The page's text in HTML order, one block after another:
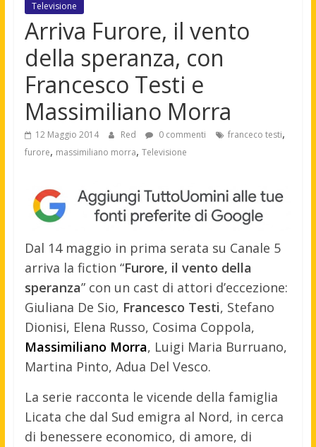
Televisione
Arriva Furore, il vento
della speranza, con
Francesco Testi e
Massimiliano Morra
12 Maggio 2014 Red 0 commenti franceco testi,
furore, massimiliano morra, Televisione
Dal 14 maggio in prima serata su Canale 5
arriva la fiction “Furore, il vento della
speranza” con un cast di attori d’eccezione:
Giuliana De Sio, Francesco Testi, Stefano
Dionisi, Elena Russo, Cosima Coppola,
Massimiliano Morra, Luigi Maria Burruano,
Martina Pinto, Adua Del Vesco.
La serie racconta le vicende della famiglia
Licata che dal Sud emigra al Nord, in cerca
di benessere economico, di amore, di